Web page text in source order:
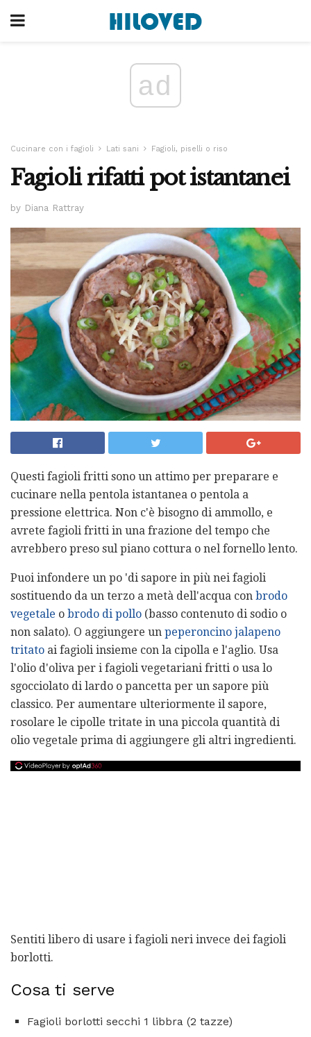
ad
Cucinare con i fagioli Lati sani Fagioli, piselli o riso
Fagioli rifatti pot istantanei
by Diana Rattray
Questi fagioli fritti sono un attimo per preparare e
cucinare nella pentola istantanea o pentola a
pressione elettrica. Non c'è bisogno di ammollo, e
avrete fagioli fritti in una frazione del tempo che
avrebbero preso sul piano cottura o nel fornello lento.
Puoi infondere un po 'di sapore in più nei fagioli
sostituendo da un terzo a metà dell'acqua con brodo
vegetale o brodo di pollo (basso contenuto di sodio o
non salato). O aggiungere un peperoncino jalapeno
tritato ai fagioli insieme con la cipolla e l'aglio. Usa
l'olio d'oliva per i fagioli vegetariani fritti o usa lo
sgocciolato di lardo o pancetta per un sapore più
classico. Per aumentare ulteriormente il sapore,
rosolare le cipolle tritate in una piccola quantità di
olio vegetale prima di aggiungere gli altri ingredienti.
Sentiti libero di usare i fagioli neri invece dei fagioli
borlotti.
Cosa ti serve
Fagioli borlotti secchi 1 libbra (2 tazze)